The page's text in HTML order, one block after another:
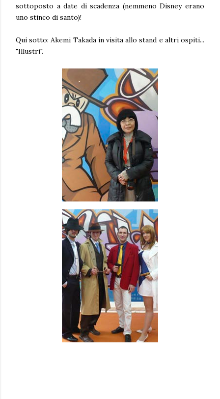
sottoposto a date di scadenza (nemmeno Disney erano
uno stinco di santo)!
Qui sotto: Akemi Takada in visita allo stand e altri ospiti...
"Illustri".